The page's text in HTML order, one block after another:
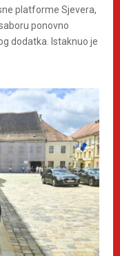
platforme Sjevera,
ponovno
dodatka. Istaknuo je